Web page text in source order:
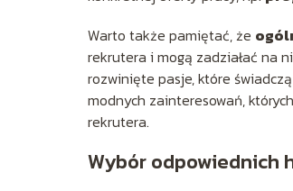
Warto także pamiętać, że
rekrutera i mogą zadziałać na
rozwinięte pasje, które
modnych zainteresowań,
rekrutera.
Wybór odpowiednich